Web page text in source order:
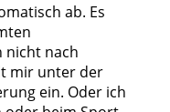
ab. Es
nicht nach
mir unter der
ein. Oder ich